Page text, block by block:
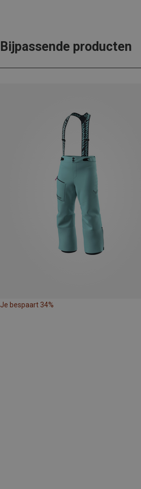
Bijpassende producten
Je bespaart 34%